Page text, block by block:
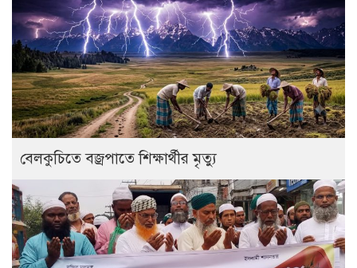
বেলকুচিতে বজ্রপাতে শিক্ষার্থীর মৃত্যু